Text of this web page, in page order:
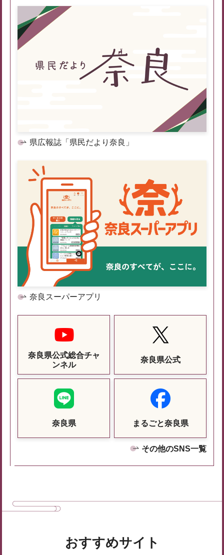
県広報誌「県民だより奈良」
奈良スーパーアプリ
奈良県公式総合チャ
ンネル
奈良県公式
奈良県 まるごと奈良県
その他のSNS一覧
おすすめサイト